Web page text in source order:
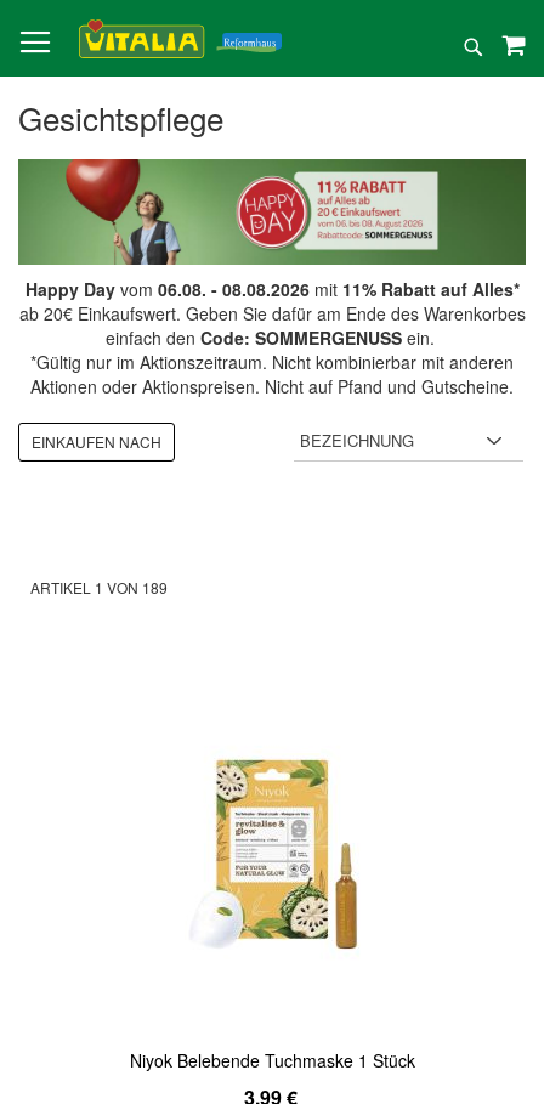
zum
Inhalt
Suche
Gesichtspflege
Happy Dayvom 06.08. - 08.08.2026mit 11% Rabatt auf Alles*
ab 20€ Einkaufswert. Geben Sie dafür am Ende des Warenkorbes
einfach den Code: SOMMERGENUSSein.
*Gültig nur im Aktionszeitraum. Nicht kombinierbar mit anderen
Aktionen oder Aktionspreisen. Nicht auf Pfand und Gutscheine.
ARTIKEL 1 VON 189
Niyok Belebende Tuchmaske 1 Stück
3,99 €
EINKAUFEN NACH